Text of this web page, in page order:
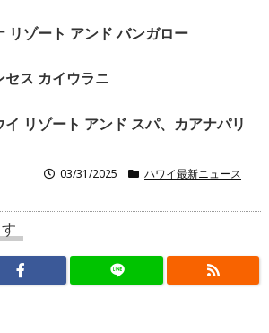
リゾート アンド バンガロー
セス カイウラニ
イ リゾート アンド スパ、カアナパリ
03/31/2025 ハワイ最新ニュース